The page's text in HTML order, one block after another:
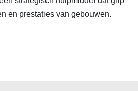
en prestaties van gebouwen.